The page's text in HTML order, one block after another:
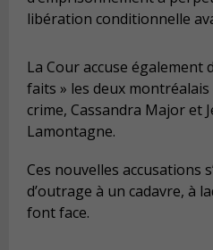
libération conditionnelle
La Cour accuse également
faits » les deux
crime, Cassandra Major et
Lamontagne.
Ces nouvelles accusations
d’outrage à un cadavre, à
font face.